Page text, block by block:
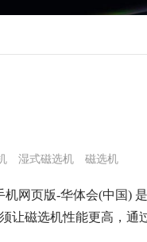
湿式磁选机 磁选机
机网页版-华体会(中国)
让磁选机性能更高，通